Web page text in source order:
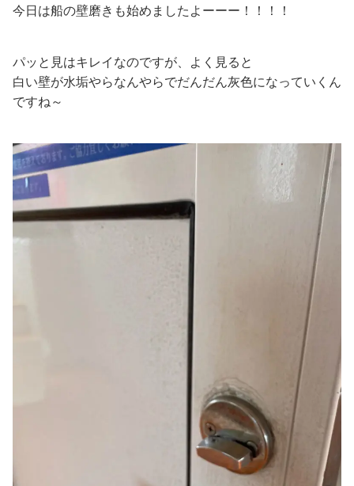
今日は船の壁磨きも始めましたよーーー！！！！
パッと見はキレイなのですが、よく見ると
白い壁が水垢やらなんやらでだんだん灰色になっていくん
ですね～